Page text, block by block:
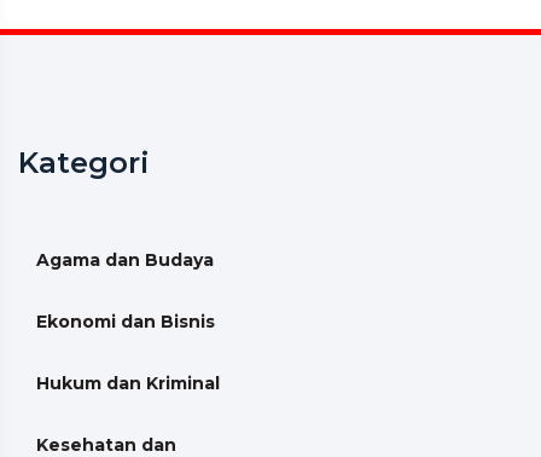
Kategori
Agama dan Budaya
Ekonomi dan Bisnis
Hukum dan Kriminal
Kesehatan dan